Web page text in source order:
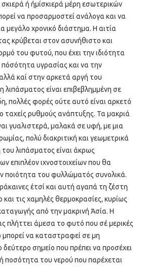
σκιερά ή ήμίσκιερά μέρη εσωτερικών
να προσαρμοστεί ανάλογα και να
μεγάλο χρονικό διάστημα. Η αιτία
κρύβεται στον ασυνήθιστο και
του φυτού, που έχει την ιδιότητα
υγρασίας και να την
καί στην αρκετά αργή του
λιπάσματος είναι επιβεβλημμένη σε
πολλές φορές ούτε αυτό είναι αρκετό
ταχείς ρυθμούς ανάπτυξης. Τα μακριά
γυαλιστερά, μαλακά σε υφή, με μια
πολύ διακριτική και γεωμετρικά
λιπάσματος είναι άκρως
επιπλέον ιχνοστοιχείων που θα
ποιότητα του φυλλώματός συνολικά.
έτσί και αυτή αγαπά τη ζέστη
τις χαμηλές θερμοκρασίες, κυρίως
από την μακρινή Άσία. Η
πλήττει άμεσα το φυτό που σέ μερικές
μπορεί να καταστραφεί σε μη
σημείο που πρέπει να προσέχει
ποσότητα του νερού που παρέχεται